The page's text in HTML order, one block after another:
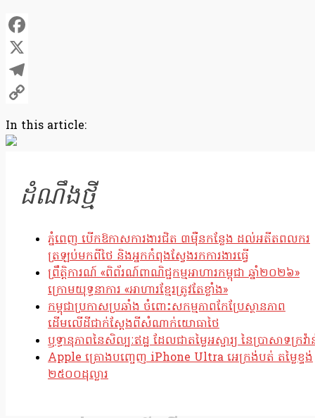
Facebook
X
Telegram
Link
In this article:
ដំណឹងថ្មី
ភ្នំពេញ បើកឱកាសការងារជិត ៣ម៉ឺនកន្លែង ដល់អតីតពលករ
ត្រឡប់មកពីថៃ និងអ្នកកំពុងស្វែងរកការងារធ្វើ
ព្រឹត្តិការណ៍ «ពិព័រណ៍ពាណិជ្ជកម្មអាហារកម្ពុជា ឆ្នាំ២០២៦»
ក្រោមយុទ្ធនាការ «អាហារខ្មែរត្រូវតែខ្លាំង»
កម្ពុជាប្រកាសប្រឆាំង ចំពោះសកម្មភាពកែប្រែស្ថានភាព
ដើមលើដីជាក់ស្តែងពីសំណាក់យោធាថៃ
ឫទ្ធានុភាពនៃសិល្បៈឥដ្ឋ ដែលជាតម្លៃអស្ចារ្យ នៃប្រាសាទក្រវ៉
Apple គ្រោងបញ្ចេញ iPhone Ultra អេក្រង់បត់ តម្លៃខ្ទង់
២៥០០ដុល្លារ